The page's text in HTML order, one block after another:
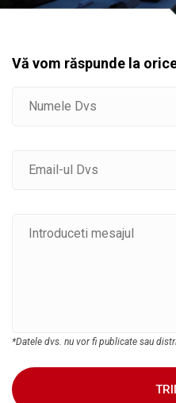
Vă vom răspunde la
*Datele dvs. nu vor fi publicate sau